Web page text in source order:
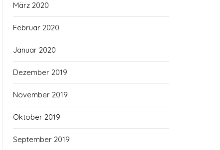
März 2020
Februar 2020
Januar 2020
Dezember 2019
November 2019
Oktober 2019
September 2019